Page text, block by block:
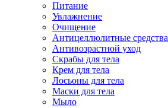
Питание
Увлажнение
Очищение
Антицеллюлитные средства
Антивозрастной уход
Скрабы для тела
Крем для тела
Лосьоны для тела
Маски для тела
Мыло